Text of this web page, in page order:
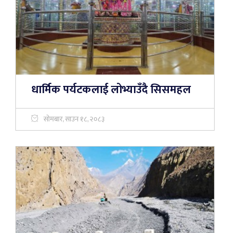
धार्मिक पर्यटकलाई लोभ्याउँदै सिसमहल
सोमबार, साउन १८, २०८३